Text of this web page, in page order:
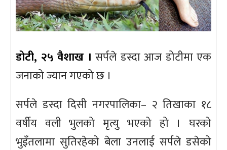
डोटी, २५ वैशाख । सर्पले डस्दा आज डोटीमा एक
जनाको ज्यान गएको छ ।
सर्पले डस्दा दिसी नगरपालिका– २ तिखाका १८
वर्षीय वली भुलको मृत्यु भएको हो । घरको
भुइँतलामा सुतिरहेको बेला उनलाई सर्पले डसेको